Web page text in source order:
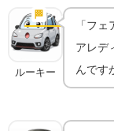
🏁 グレードの違い
ルーキー
「フ
アレデ
んです